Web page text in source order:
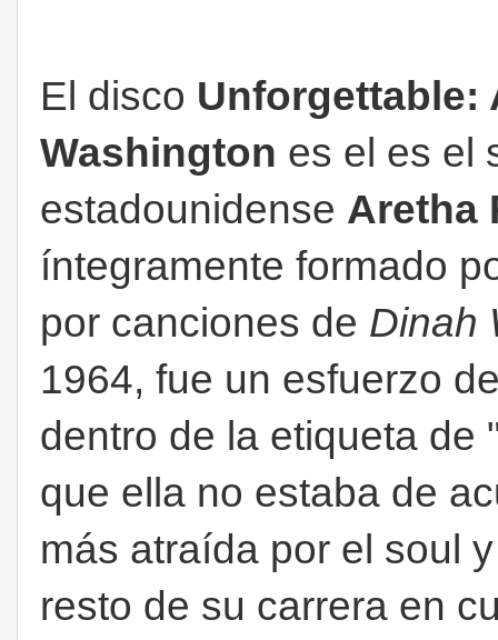
El disco Unforgettable:
Washington es el es el
estadounidense Aretha
íntegramente formado
por canciones de Dinah
1964, fue un esfuerzo
dentro de la etiqueta de
que ella no estaba de
más atraída por el soul
resto de su carrera en